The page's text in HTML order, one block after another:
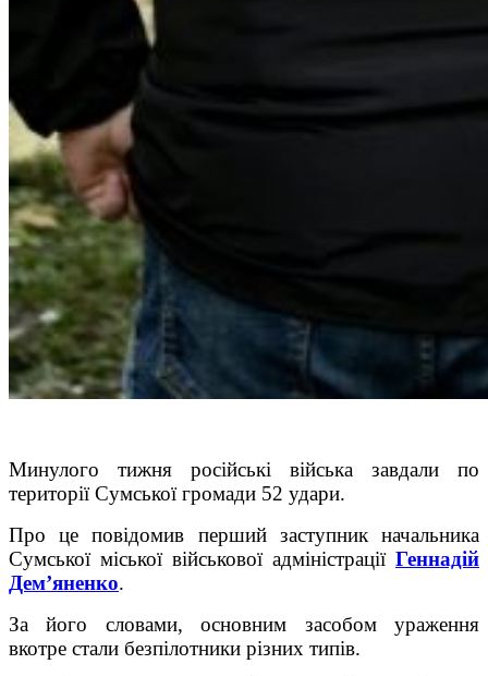
Минулого тижня російські війська завдали по
території Сумської громади 52 удари.
Про це повідомив перший заступник начальника
Сумської міської військової адміністрації Геннадій
Дем’яненко.
За його словами, основним засобом ураження
вкотре стали безпілотники різних типів.